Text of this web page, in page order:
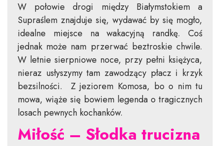
W połowie drogi między Białymstokiem a
Supraślem znajduje się, wydawać by się mogło,
idealne miejsce na wakacyjną randkę. Coś
jednak może nam przerwać beztroskie chwile.
W letnie sierpniowe noce, przy pełni księżyca,
nieraz usłyszymy tam zawodzący płacz i krzyk
bezsilności. Z jeziorem Komosa, bo o nim tu
mowa, wiąże się bowiem legenda o tragicznych
losach pewnych kochanków.
Miłość – Słodka trucizna